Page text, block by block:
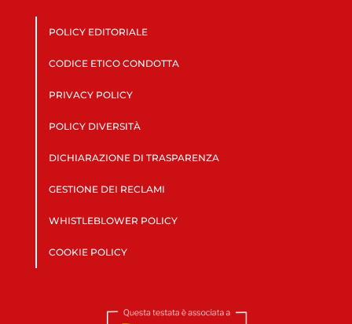
POLICY EDITORIALE
CODICE ETICO CONDOTTA
PRIVACY POLICY
POLICY DIVERSITÀ
DICHIARAZIONE DI TRASPARENZA
GESTIONE DEI RECLAMI
WHISTLEBLOWER POLICY
COOKIE POLICY